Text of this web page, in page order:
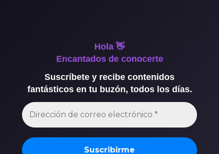
Hola 👋
Encantados de conocerte
Suscríbete y recibe contenidos
fantásticos en tu buzón, todos los días.